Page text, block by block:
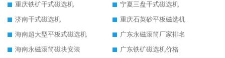
重庆铁矿干式磁选机
宁夏三盘干式磁选机
济南干式磁选机
重庆石英砂平板磁选机
海南超大型平板式磁选机
广东永磁滚筒厂家排名
海南永磁滚筒磁块安装
广东铁矿磁选机价格